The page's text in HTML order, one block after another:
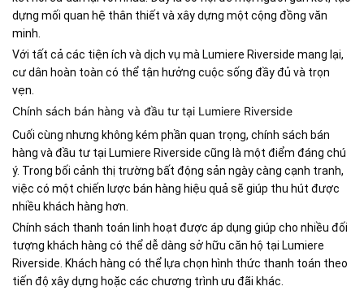
dựng mối quan hệ thân thiết và xây dựng một cộng đồng văn
minh.
Với tất cả các tiện ích và dịch vụ mà Lumiere Riverside mang lại,
cư dân hoàn toàn có thể tận hưởng cuộc sống đầy đủ và trọn
vẹn.
Chính sách bán hàng và đầu tư tại Lumiere Riverside
Cuối cùng nhưng không kém phần quan trọng, chính sách bán
hàng và đầu tư tại Lumiere Riverside cũng là một điểm đáng chú
ý. Trong bối cảnh thị trường bất động sản ngày càng cạnh tranh,
việc có một chiến lược bán hàng hiệu quả sẽ giúp thu hút được
nhiều khách hàng hơn.
Chính sách thanh toán linh hoạt được áp dụng giúp cho nhiều đối
tượng khách hàng có thể dễ dàng sở hữu căn hộ tại Lumiere
Riverside. Khách hàng có thể lựa chọn hình thức thanh toán theo
tiến độ xây dựng hoặc các chương trình ưu đãi khác.